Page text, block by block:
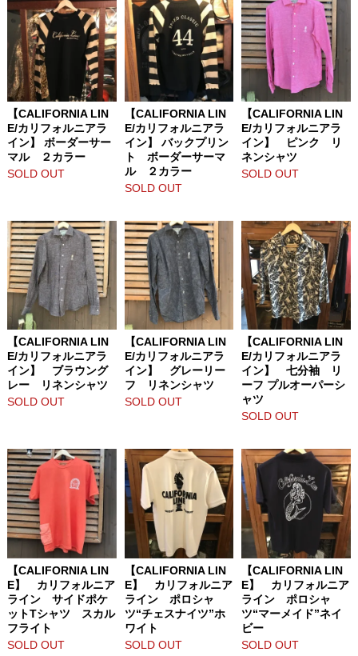
【CALIFORNIA LIN
E/カリフォルニアラ
イン】 ボーダーサー
マル ２カラー
SOLD OUT
【CALIFORNIA LIN
E/カリフォルニアラ
イン】 バックプリン
ト ボーダーサーマ
ル ２カラー
SOLD OUT
【CALIFORNIA LIN
E/カリフォルニアラ
イン】 ピンク リ
ネンシャツ
SOLD OUT
【CALIFORNIA LIN
E/カリフォルニアラ
イン】 ブラウング
レー リネンシャツ
SOLD OUT
【CALIFORNIA LIN
E/カリフォルニアラ
イン】 グレーリー
フ リネンシャツ
SOLD OUT
【CALIFORNIA LIN
E/カリフォルニアラ
イン】 七分袖 リ
ーフ プルオーパーシ
ャツ
SOLD OUT
【CALIFORNIA LIN
E】 カリフォルニア
ライン サイドポケ
ットTシャツ スカル
フライト
SOLD OUT
【CALIFORNIA LIN
E】 カリフォルニア
ライン ポロシャ
ツ“チェスナイツ”ホ
ワイト
SOLD OUT
【CALIFORNIA LIN
E】 カリフォルニア
ライン ポロシャ
ツ“マーメイド”ネイ
ビー
SOLD OUT